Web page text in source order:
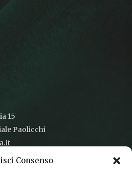
Consenso
15
Paolicchi